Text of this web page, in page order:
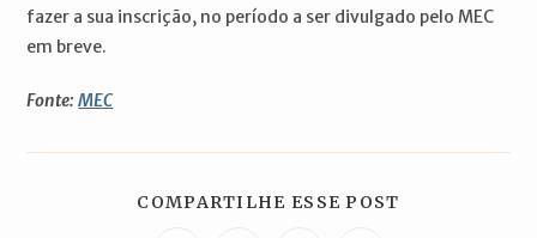
fazer a sua inscrição, no período a ser divulgado pelo MEC
em breve.
Fonte:MEC
COMPARTILHE ESSE POST